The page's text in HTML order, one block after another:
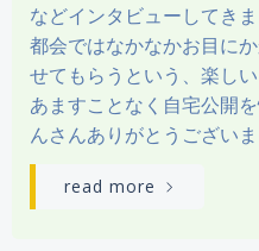
などインタビューしてき
都会ではなかなかお目に
せてもらうという、楽し
あますことなく自宅公開
んさんありがとうございま
read more